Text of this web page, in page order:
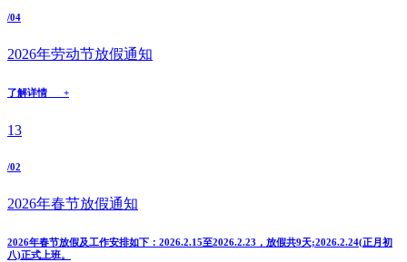
/04
2026年劳动节放假通知
了解详情 +
13
/02
2026年春节放假通知
2026年春节放假及工作安排如下：2026.2.15至2026.2.23，放假共9天;2026.2.24(正月初
八)正式上班。